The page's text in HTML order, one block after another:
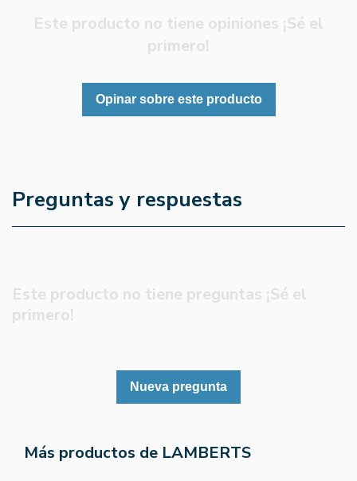
Este producto no tiene opiniones ¡Sé el
primero!
Opinar sobre este producto
Preguntas y respuestas
Este producto no tiene preguntas ¡Sé el
primero!
Nueva pregunta
Más productos de LAMBERTS